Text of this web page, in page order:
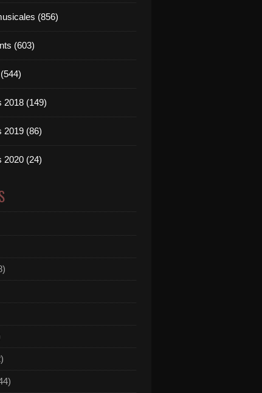
(856)
(603)
2018 (149)
2019 (86)
2020 (24)